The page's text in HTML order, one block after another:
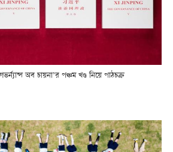
অব চায়না’র পঞ্চম খণ্ড নিয়ে পাঠচক্র